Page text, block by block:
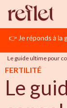
👉 Je réponds à la
Le guide ultime pour
FERTILITÉ
Le